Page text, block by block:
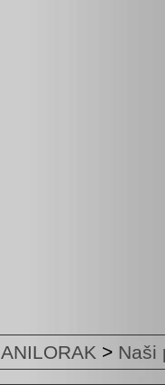
ANILORAK > Naši